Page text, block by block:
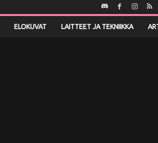
ELOKUVAT LAITTEET JA TEKNIIKKA